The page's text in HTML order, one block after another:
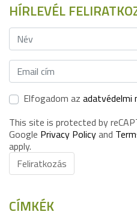
HÍRLEVÉL
Elfogadom az
This site is protected by
Google Privacy Policyand
apply.
Feliratkozás
CÍMKÉK